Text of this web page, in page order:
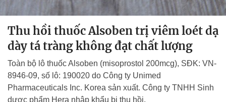
Thu hồi thuốc Alsoben trị viêm loét dạ
dày tá tràng không đạt chất lượng
Toàn bộ lô thuốc Alsoben (misoprostol 200mcg), SĐK: VN-
8946-09, số lô: 190020 do Công ty Unimed
Pharmaceuticals Inc. Korea sản xuất. Công ty TNHH Sinh
dược phẩm Hera nhập khẩu bị thu hồi.